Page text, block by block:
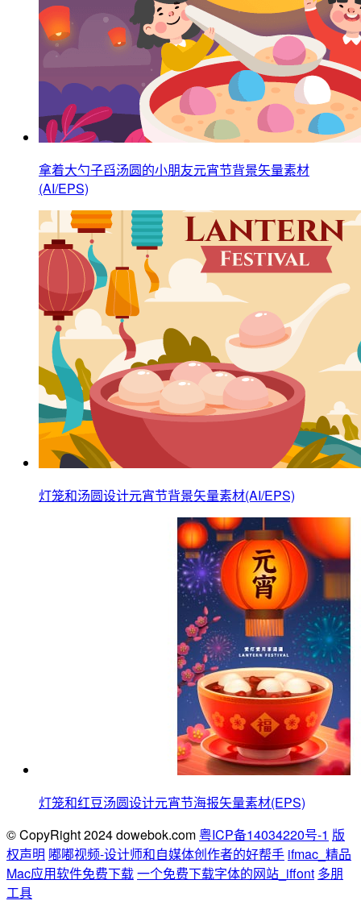
拿着大勺子舀汤圆的小朋友元宵节背景矢量素材
(AI/EPS)
灯笼和汤圆设计元宵节背景矢量素材(AI/EPS)
灯笼和红豆汤圆设计元宵节海报矢量素材(EPS)
© CopyRight 2024 dowebok.com 粤ICP备14034220号-1 版
权声明 嘟嘟视频-设计师和自媒体创作者的好帮手 ifmac_精品
Mac应用软件免费下载一个免费下载字体的网站_iffont 多朋
工具